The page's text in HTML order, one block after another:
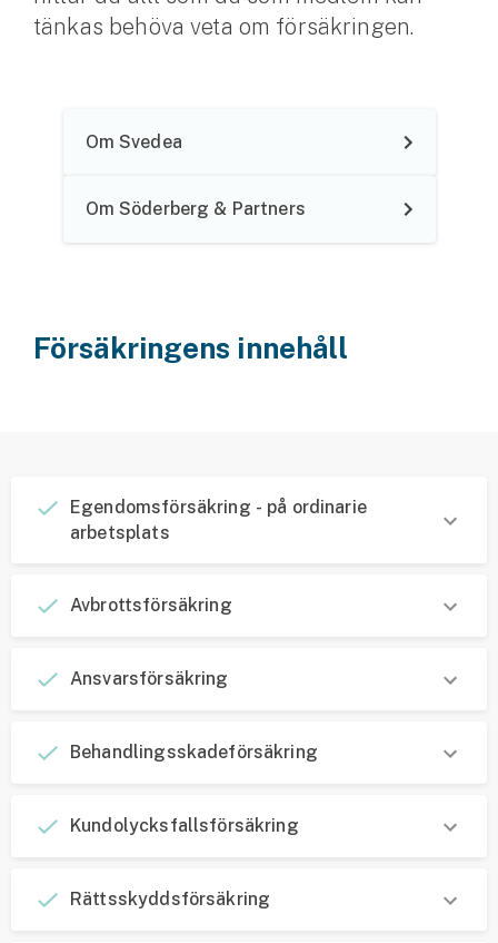
Vattenskoterförsäkring
Sportfiskarna
Jakthundsförsäkring
Hemförsäkring
Fritidshusförsäkring
Företagsförsäkring
Bilförsäkring för företag
tänkas behöva veta om försäkringen.
Om Svedea
Om Söderberg & Partners
Försäkringens innehåll
Egendomsförsäkring - på ordinarie
arbetsplats
Avbrottsförsäkring
Ansvarsförsäkring
Behandlingsskadeförsäkring
Kundolycksfallsförsäkring
Rättsskyddsförsäkring